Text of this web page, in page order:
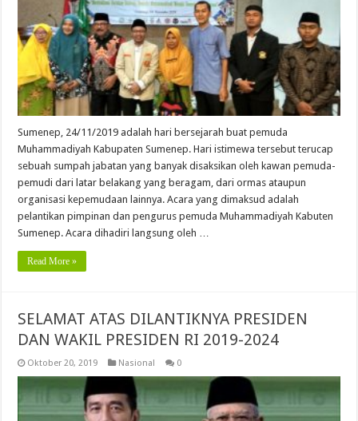
Sumenep, 24/11/2019 adalah hari bersejarah buat pemuda
Muhammadiyah Kabupaten Sumenep. Hari istimewa tersebut terucap
sebuah sumpah jabatan yang banyak disaksikan oleh kawan pemuda-
pemudi dari latar belakang yang beragam, dari ormas ataupun
organisasi kepemudaan lainnya. Acara yang dimaksud adalah
pelantikan pimpinan dan pengurus pemuda Muhammadiyah Kabuten
Sumenep. Acara dihadiri langsung oleh …
Read More »
SELAMAT ATAS DILANTIKNYA PRESIDEN
DAN WAKIL PRESIDEN RI 2019-2024
Oktober 20, 2019 Nasional 0